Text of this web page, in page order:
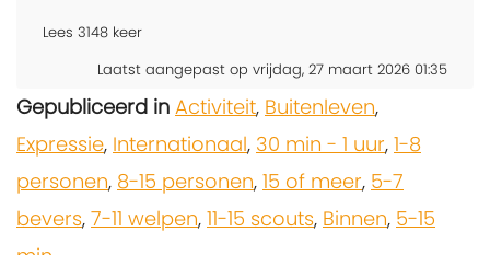
Lees 3148 keer
Laatst aangepast op vrijdag, 27 maart 2026 01:35
Gepubliceerd in Activiteit, Buitenleven,
Expressie, Internationaal, 30 min - 1 uur, 1-8
personen, 8-15 personen, 15 of meer, 5-7
bevers, 7-11 welpen, 11-15 scouts, Binnen, 5-15